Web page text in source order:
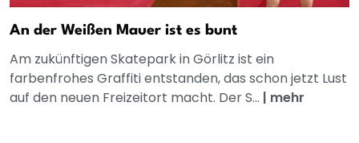
An der Weißen Mauer ist es bunt
Am zukünftigen Skatepark in Görlitz ist ein
farbenfrohes Graffiti entstanden, das schon jetzt Lust
auf den neuen Freizeitort macht. Der S... | mehr